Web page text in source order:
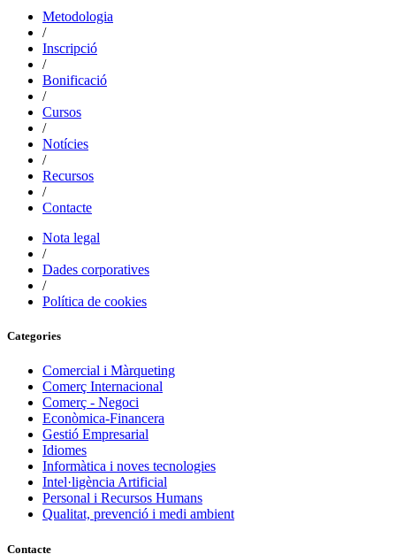
Metodologia
/
Inscripció
/
Bonificació
/
Cursos
/
Notícies
/
Recursos
/
Contacte
Nota legal
/
Dades corporatives
/
Política de cookies
Categories
Comercial i Màrqueting
Comerç Internacional
Comerç - Negoci
Econòmica-Financera
Gestió Empresarial
Idiomes
Informàtica i noves tecnologies
Intel·ligència Artificial
Personal i Recursos Humans
Qualitat, prevenció i medi ambient
Contacte